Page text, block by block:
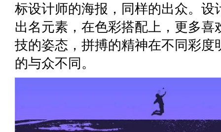
标设计师的海报，同样的出众。
出名元素，在色彩搭配上，更多
技的姿态，拼搏的精神在不同彩
的与众不同。